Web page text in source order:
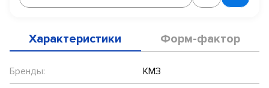
Характеристики Форм-фактор
Бренды:
КМЗ